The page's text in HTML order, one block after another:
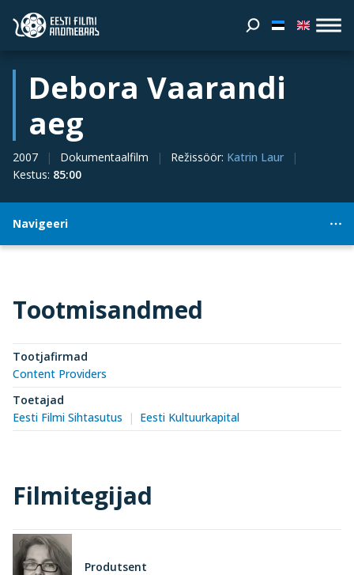
Debora Vaarandi
aeg
2007 Dokumentaalfilm Režissöör: Katrin Laur
Kestus: 85:00
Navigeeri
Tootmisandmed
Tootjafirmad
Content Providers
Toetajad
Eesti Filmi Sihtasutus
Eesti Kultuurkapital
Filmitegijad
Produtsent